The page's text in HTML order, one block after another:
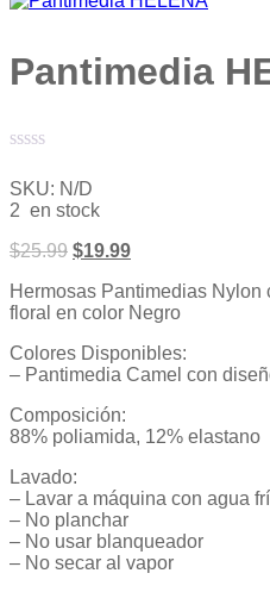
Pantimedia
con
0
de
5
SKU: N/D
2 en stock
$25.99 $19.99
Hermosas Pantimedias
floral en color Negro
Colores Disponibles:
– Pantimedia Camel con
Composición:
88% poliamida, 12% elastano
Lavado:
– Lavar a máquina con agua
– No planchar
– No usar blanqueador
– No secar al vapor